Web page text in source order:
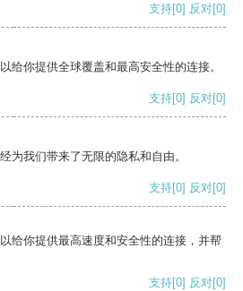
支持[0] 反对[0]
给你提供全球覆盖和最高安全性的连接。
支持[0] 反对[0]
为我们带来了无限的隐私和自由。
支持[0] 反对[0]
给你提供最高速度和安全性的连接，并帮
支持[0] 反对[0]